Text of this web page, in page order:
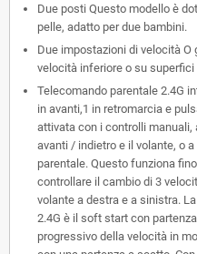
Due posti Questo modello è
pelle, adatto per due bambini.
Due impostazioni di velocità O
velocità inferiore o su
Telecomando parentale 2.4G
in avanti,1 in retromarcia e
attivata con i controlli manuali,
avanti / indietro e il volante, o
parentale. Questo funziona
controllare il cambio di 3
volante a destra e a sinistra.
2.4G è il soft start con
progressivo della velocità in